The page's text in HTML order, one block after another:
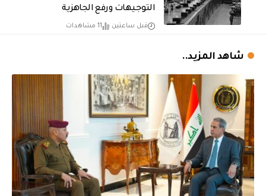
التوجيهات ورفع الجاهزية
قبل ساعتين 11 مشاهدات
شاهد المزيد..